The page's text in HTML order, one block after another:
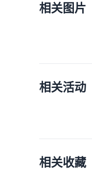
相关图片
相关活动
相关收藏